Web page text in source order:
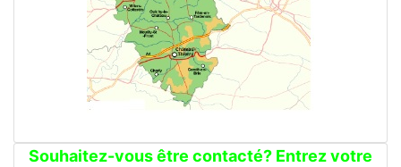
Souhaitez-vous être contacté? Entrez votre